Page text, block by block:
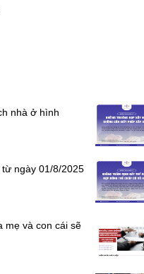
nhà ở hình
ngày 01/8/2025
mẹ và con cái sẽ